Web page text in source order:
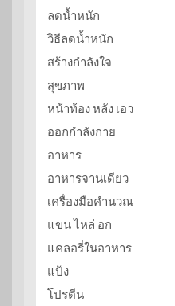
ลดน้ำหนัก
วิธีลดน้ำหนัก
สร้างกำลังใจ
สุขภาพ
หน้าท้อง หลัง เอว
ออกกำลังกาย
อาหาร
อาหารจานเดียว
เครื่องมือคำนวณ
แขน ไหล่ อก
แคลอรี่ในอาหาร
แป้ง
โปรตีน